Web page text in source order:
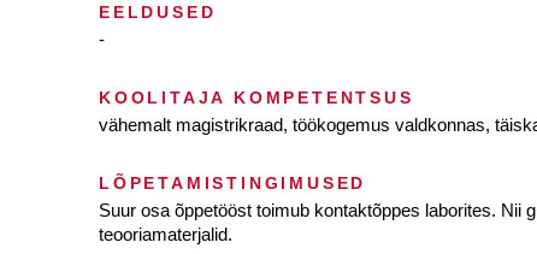
EELDUSED
-
KOOLITAJA KOMPETENTSUS
vähemalt magistrikraad, töökogemus valdkonnas,
LÕPETAMISTINGIMUSED
Suur osa õppetööst toimub kontaktõppes laborites. Nii
teooriamaterjalid.